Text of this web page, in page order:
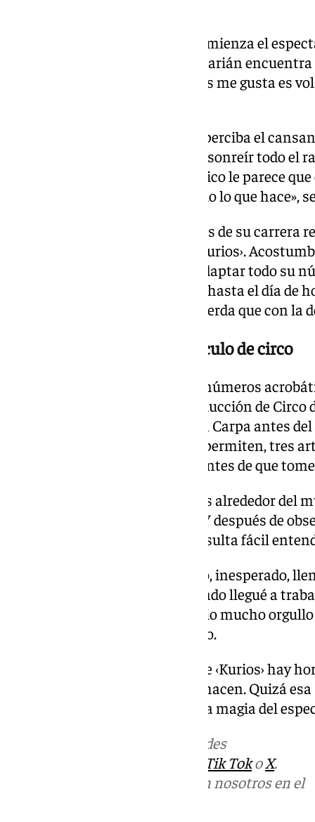
La recompensa llega cuando comienza el
durante más de seis minutos, Darián
años preparándose. «Lo que más me gusta es
El objetivo es que el público no perciba el
movimientos. «La clave está en sonreír todo
muy calmada. Entonces al público le parece
sonriendo, pues está disfrutando lo que hace»,
Entre los retos más importantes de su carrera
que asumió al incorporarse a ‹Kurios›.
derecho dominante, tuvo que adaptar todo su
lado contrario. «Acepté el reto y hasta el día de
más dominio con la mano izquierda que con la
Mucho más que un espectáculo de circo
Además de sus espectaculares números
singularidad: es la primera producción de
bienvenida sobre la propia Gran Carpa antes
condiciones meteorológicas lo permiten, tres
para recibir al público incluso antes de que
Tras recorrer miles de funciones alrededor del
Málaga responderá a la altura. Y después de
desarrolla entre bambalinas, resulta fácil
«Es un espectáculo muy mágico, inesperado,
y elementos que yo mismo cuando llegué a
vi el show por primera vez me dio mucho
cuenta con una sonrisa Federico.
Detrás de la espectacularidad de ‹Kurios› hay
superación y pasión por lo que hacen. Quizá
los efectos visuales, la verdadera magia del
en las redes
Tik TokoX.
Puedes ponerte en contacto con nosotros en el